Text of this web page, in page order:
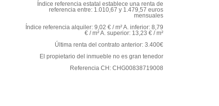
Índice referencia estatal establece una renta de
referencia entre: 1.010,67 y 1.479,57 euros
mensuales
Índice referencia alquiler: 9,02 € / m² A. inferior: 8,79
€ / m² A. superior: 13,23 € / m²
Última renta del contrato anterior: 3.400€
El propietario del inmueble no es gran tenedor
Referencia CH: CHG00838719008